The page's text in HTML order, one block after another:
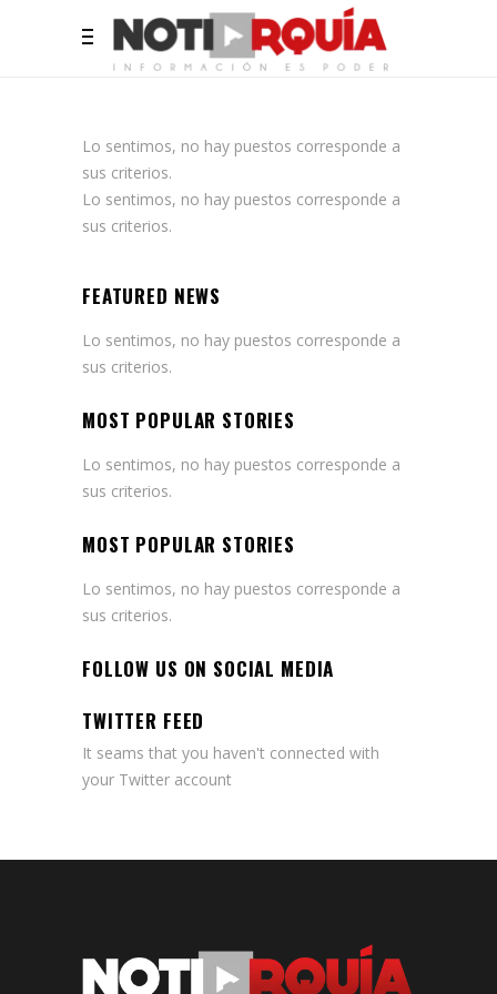
Lo sentimos, no hay puestos corresponde a
sus criterios.
Lo sentimos, no hay puestos corresponde a
sus criterios.
FEATURED NEWS
Lo sentimos, no hay puestos corresponde a
sus criterios.
MOST POPULAR STORIES
Lo sentimos, no hay puestos corresponde a
sus criterios.
MOST POPULAR STORIES
Lo sentimos, no hay puestos corresponde a
sus criterios.
FOLLOW US ON SOCIAL MEDIA
TWITTER FEED
It seams that you haven't connected with
your Twitter account